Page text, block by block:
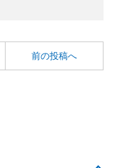
前の投稿へ